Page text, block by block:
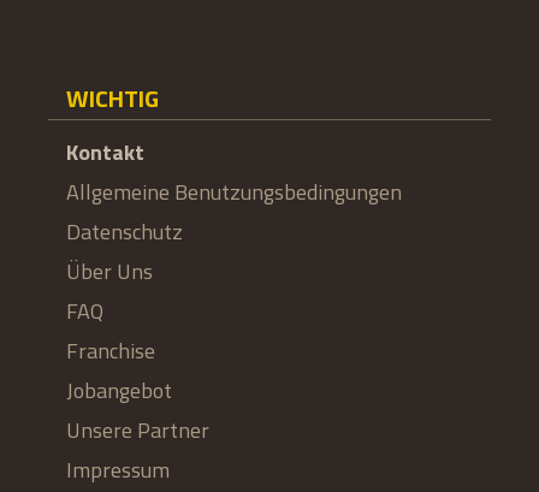
WICHTIG
Kontakt
Allgemeine Benutzungsbedingungen
Datenschutz
Über Uns
FAQ
Franchise
Jobangebot
Unsere Partner
Impressum